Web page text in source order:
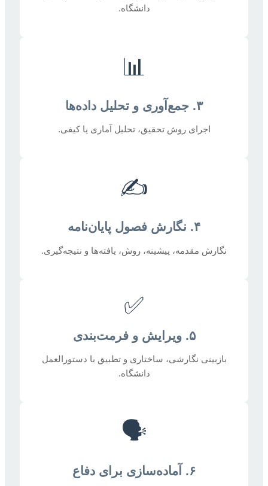
دانشگاه.
📊
۳. جمع‌آوری و تحلیل داده‌ها
اجرای روش تحقیق، تحلیل آماری یا کیفی.
✍️
۴. نگارش فصول پایان‌نامه
نگارش مقدمه، پیشینه، روش، یافته‌ها و نتیجه‌گیری.
✅
۵. ویرایش و فرمت‌بندی
بازبینی نگارشی، ساختاری و تطبیق با دستورالعمل
دانشگاه.
🗣️
۶. آماده‌سازی برای دفاع